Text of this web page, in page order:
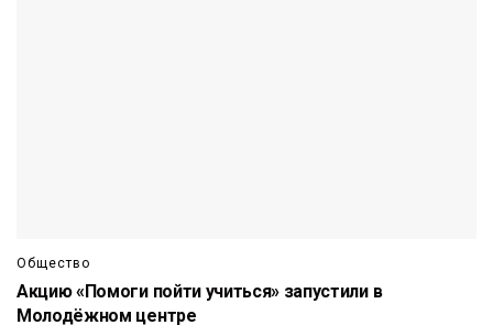
Общество
Акцию «Помоги пойти учиться» запустили в
Молодёжном центре